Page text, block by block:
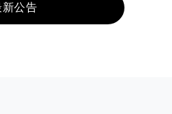
新公告